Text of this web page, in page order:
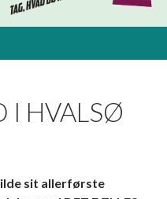
I HVALSØ
sit allerførste